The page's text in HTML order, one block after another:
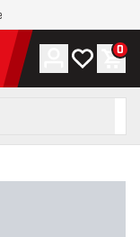
Account
La mia0